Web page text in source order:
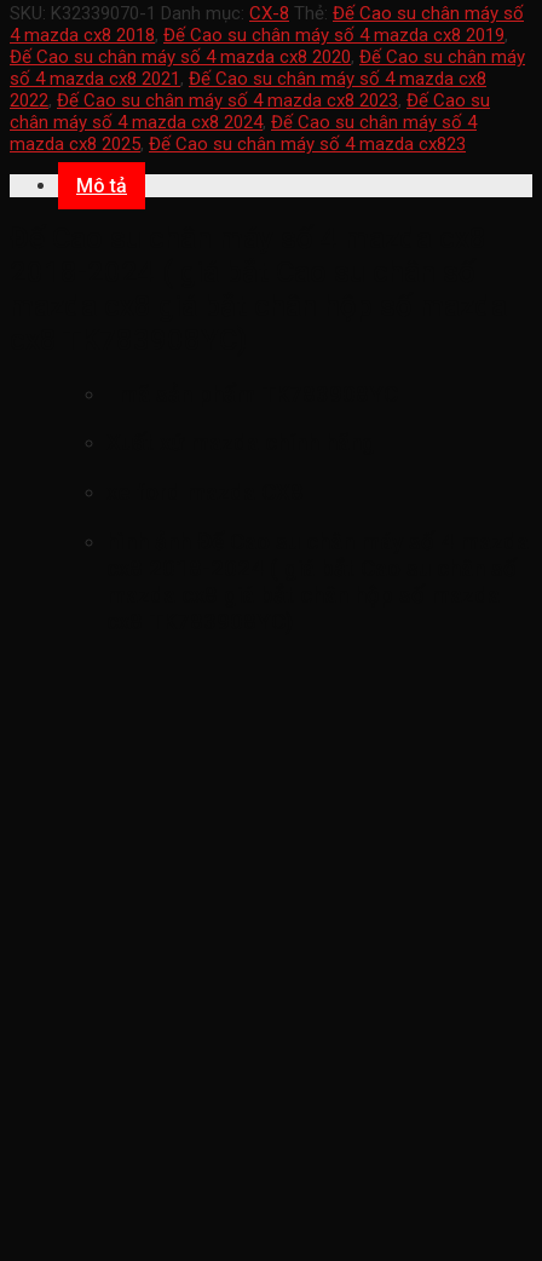
SKU: K32339070-1 Danh mục: CX-8 Thẻ: Đế Cao su chân máy số
4 mazda cx8 2018, Đế Cao su chân máy số 4 mazda cx8 2019,
Đế Cao su chân máy số 4 mazda cx8 2020, Đế Cao su chân máy
số 4 mazda cx8 2021 , Đế Cao su chân máy số 4 mazda cx8
2022, Đế Cao su chân máy số 4 mazda cx8 2023, Đế Cao su
chân máy số 4 mazda cx8 2024, Đế Cao su chân máy số 4
mazda cx8 2025, Đế Cao su chân máy số 4 mazda cx823
Mô tả